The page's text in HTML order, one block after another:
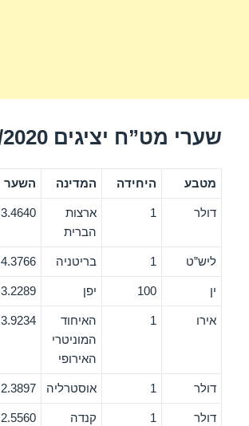
שערי מט”ח יציגים 12/06/2020
מטבע היחידה המדינה השער
דולר 1
ארצות
הברית
3.4640
ליש”ט 1 בריטניה 4.3766
ין 100 יפן 3.2289
אירו 1
האיחוד
המוניטרי
האירופי
3.9234
דולר 1 אוסטרליה 2.3897
דולר 1 קנדה 2.5560